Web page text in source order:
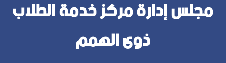
مجلس إدارة مركز خدمة الطلاب
ذوى الهمم